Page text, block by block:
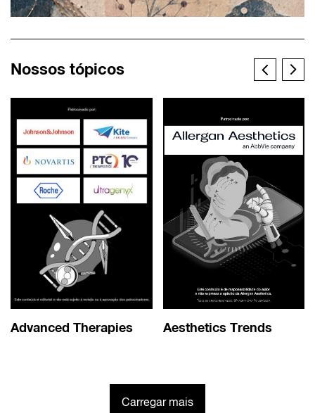
Nossos tópicos
Advanced Therapies Aesthetics Trends
Carregar mais